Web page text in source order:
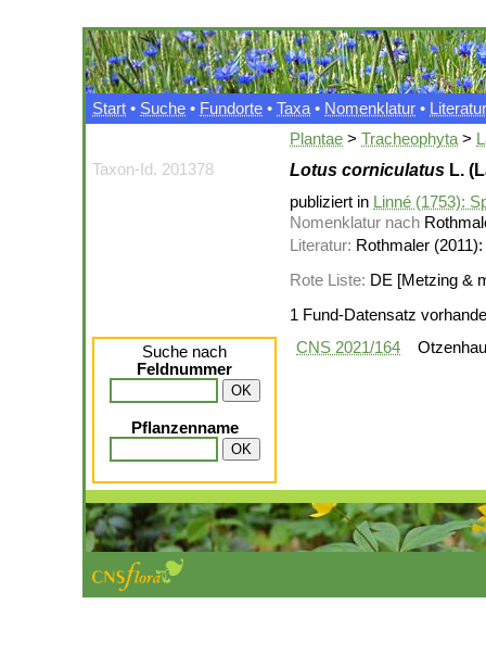
Start • Suche • Fundorte • Taxa • Nomenklatur • Literatur
Plantae > Tracheophyta >
Taxon-Id. 201378
Lotus corniculatus L.
publiziert in Linné (1753):
Nomenklatur nach
Literatur: Rothmaler
Rote Liste: DE [Metzing &
1 Fund-Datensatz
Suche nach
Feldnummer
Pflanzenname
CNS 2021/164